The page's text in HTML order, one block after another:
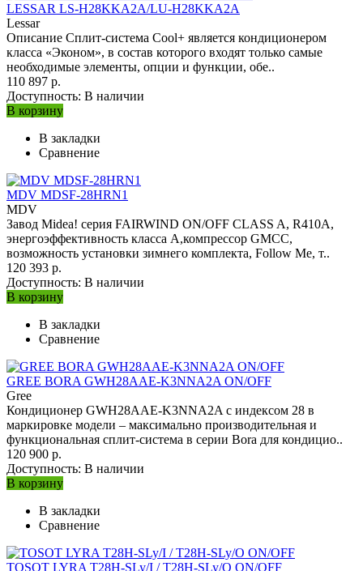
LESSAR LS-H28KKA2A/LU-H28KKA2A
Lessar
Описание Сплит-система Cool+ является кондиционером
класса «Эконом», в состав которого входят только самые
необходимые элементы, опции и функции, обе..
110 897 р.
Доступность: В наличии
В корзину
В закладки
Сравнение
MDV MDSF-28HRN1
MDV
Завод Midea! серия FAIRWIND ON/OFF CLASS A, R410A,
энергоэффективность класса А,компрессор GMCC,
возможность установки зимнего комплекта, Follow Me, т..
120 393 р.
Доступность: В наличии
В корзину
В закладки
Сравнение
GREE BORA GWH28AAЕ-K3NNA2A ON/OFF
Gree
Кондиционер GWH28AAE-K3NNA2A с индексом 28 в
маркировке модели – максимально производительная и
функциональная сплит-система в серии Bora для кондицио..
120 900 р.
Доступность: В наличии
В корзину
В закладки
Сравнение
TOSOT LYRA T28H-SLy/I / T28H-SLy/O ON/OFF